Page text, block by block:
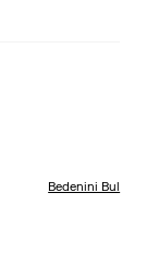
Bedenini Bul